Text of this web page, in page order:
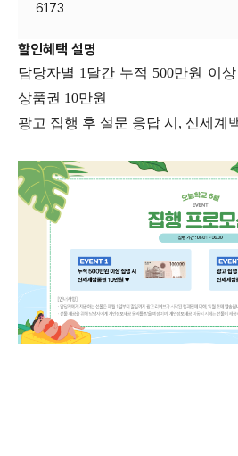
6173
할인혜택 설명
담당자별 1달간 누적 500만원 이
상품권 10만원
광고 집행 후 설문 응답 시, 신세계